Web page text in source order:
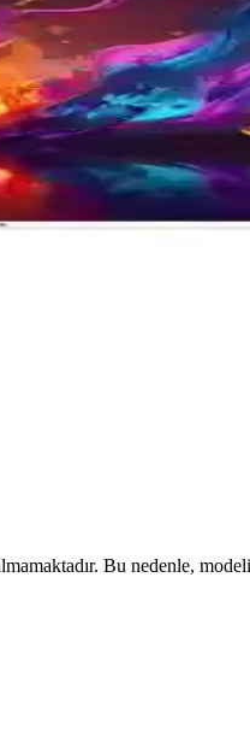
Özellikler
ev eğlencesini yeni seviyeye
seçenekleriyle
Yükseltin
Tizen platformu ve uydu
Bu nedenle,